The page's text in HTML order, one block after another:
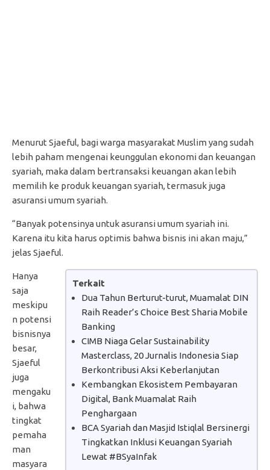
Menurut Sjaeful, bagi warga masyarakat Muslim yang sudah
lebih paham mengenai keunggulan ekonomi dan keuangan
syariah, maka dalam bertransaksi keuangan akan lebih
memilih ke produk keuangan syariah, termasuk juga
asuransi umum syariah.
“Banyak potensinya untuk asuransi umum syariah ini.
Karena itu kita harus optimis bahwa bisnis ini akan maju,”
jelas Sjaeful.
Terkait
Dua Tahun Berturut-turut, Muamalat DIN
Raih Reader’s Choice Best Sharia Mobile
Banking
CIMB Niaga Gelar Sustainability
Masterclass, 20 Jurnalis Indonesia Siap
Berkontribusi Aksi Keberlanjutan
Kembangkan Ekosistem Pembayaran
Digital, Bank Muamalat Raih
Penghargaan
BCA Syariah dan Masjid Istiqlal Bersinergi
Tingkatkan Inklusi Keuangan Syariah
Lewat #BSyaInfak
Hanya
saja
meskipu
n potensi
bisnisnya
besar,
Sjaeful
juga
mengaku
i, bahwa
tingkat
pemaha
man
masyara